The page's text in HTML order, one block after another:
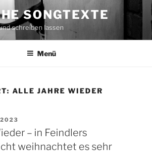
SONGTEXTE
schreiben lassen
Menü
ALLE JAHRE WIEDER
– in Feindlers
weihnachtet es sehr